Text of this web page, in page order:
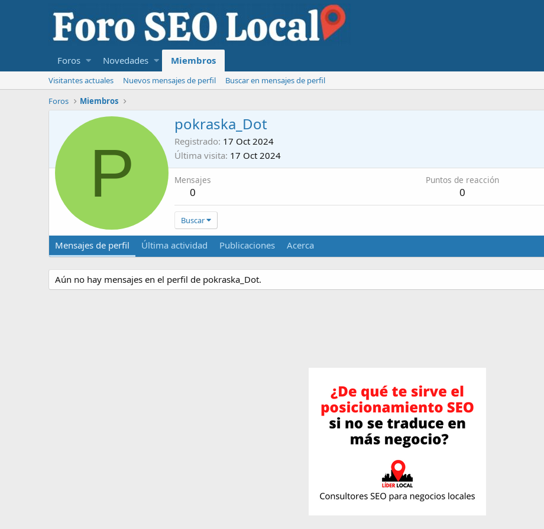
Foros Novedades Miembros
Visitantes actuales Nuevos mensajes de perfil
Buscar en mensajes de perfil
Foros
Miembros
P
pokraska_Dot
Registrado 17 Oct 2024
Última visita 17 Oct 2024
Mensajes
0
Puntos de reacción
0
Buscar
Mensajes de perfil Última actividad Publicaciones Acerca
Aún no hay mensajes en el perfil de pokraska_Dot.